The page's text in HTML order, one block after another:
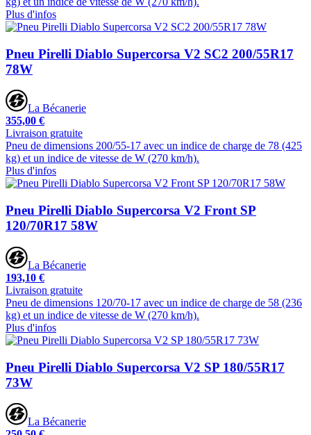
Plus d'infos
Pneu Pirelli Diablo Supercorsa V2 SC2 200/55R17
78W
La Bécanerie
355,00 €
Livraison gratuite
Pneu de dimensions 200/55-17 avec un indice de charge de 78 (425
kg) et un indice de vitesse de W (270 km/h).
Plus d'infos
Pneu Pirelli Diablo Supercorsa V2 Front SP
120/70R17 58W
La Bécanerie
193,10 €
Livraison gratuite
Pneu de dimensions 120/70-17 avec un indice de charge de 58 (236
kg) et un indice de vitesse de W (270 km/h).
Plus d'infos
Pneu Pirelli Diablo Supercorsa V2 SP 180/55R17
73W
La Bécanerie